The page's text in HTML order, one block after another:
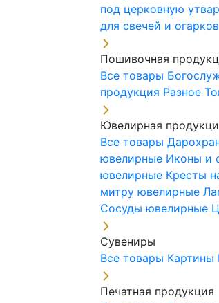
под церковную
для свечей и огарков
Пошивочная
Все товары
продукция Разное
Ювелирная
Все товары
ювелирные Иконы и
ювелирные Кресты
митру ювелирные
Сосуды ювелирные
Сувениры
Все товары Картины
Печатная продукция